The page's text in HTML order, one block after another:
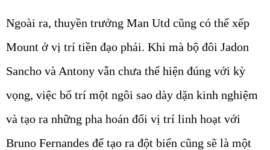
Ngoài ra, thuyền trưởng Man Utd cũng có thể xếp
Mount ở vị trí tiền đạo phải. Khi mà bộ đôi Jadon
Sancho và Antony vẫn chưa thể hiện đúng với kỳ
vọng, việc bố trí một ngôi sao dày dặn kinh nghiệm
và tạo ra những pha hoán đổi vị trí linh hoạt với
Bruno Fernandes để tạo ra đột biến cũng sẽ là một